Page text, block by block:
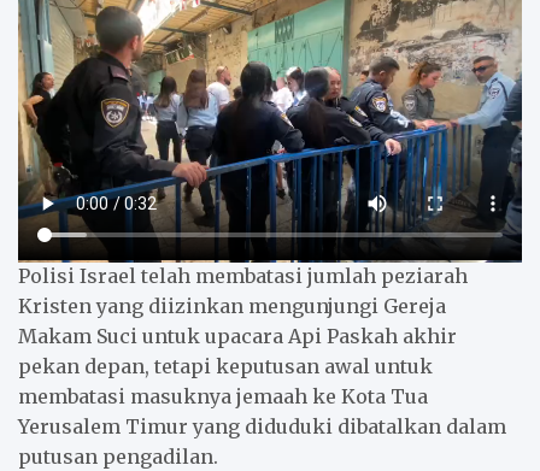
Polisi Israel telah membatasi jumlah peziarah
Kristen yang diizinkan mengunjungi Gereja
Makam Suci untuk upacara Api Paskah akhir
pekan depan, tetapi keputusan awal untuk
membatasi masuknya jemaah ke Kota Tua
Yerusalem Timur yang diduduki dibatalkan dalam
putusan pengadilan.